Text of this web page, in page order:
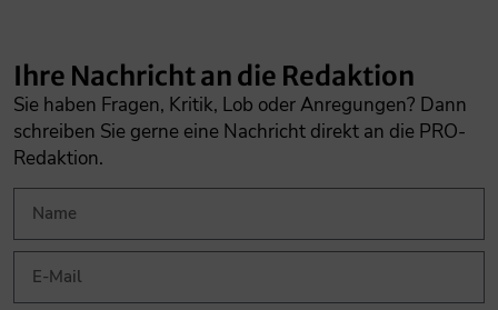
Ihre Nachricht an die Redaktion
Sie haben Fragen, Kritik, Lob oder Anregungen? Dann
schreiben Sie gerne eine Nachricht direkt an die PRO-
Redaktion.